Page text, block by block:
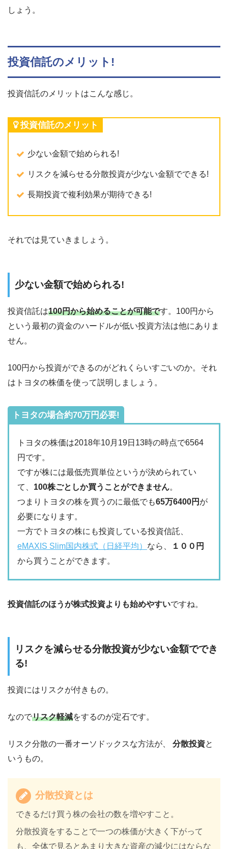
しょう。
投資信託のメリット!
投資信託のメリットはこんな感じ。
投資信託のメリット
少ない金額で始められる!
リスクを減らせる分散投資が少ない金額でできる!
長期投資で複利効果が期待できる!
それでは見ていきましょう。
少ない金額で始められる!
投資信託は100円から始めることが可能です。100円から
という最初の資金のハードルが低い投資方法は他にありま
せん。
100円から投資ができるのがどれくらいすごいのか。それ
はトヨタの株価を使って説明しましょう。
トヨタの場合約70万円必要!
トヨタの株価は2018年10月19日13時の時点で6564
円です。
ですが株には最低売買単位というが決められてい
て、 100株ごとしか買うことができません。
つまりトヨタの株を買うのに最低でも65万6400円 が
必要になります。
一方でトヨタの株にも投資している投資信託、
eMAXIS Slim国内株式（日経平均） なら、
１００円
から買うことができます。
投資信託のほうが株式投資よりも始めやすいですね。
リスクを減らせる分散投資が少ない金額ででき
る!
投資にはリスクが付きもの。
なのでリスク軽減をするのが定石です。
リスク分散の一番オーソドックスな方法が、 分散投資と
いうもの。
分散投資とは
できるだけ買う株の会社の数を増やすこと。
分散投資をすることで一つの株価が大きく下がって
も、全体で見るとあまり大きな資産の減少にはならな